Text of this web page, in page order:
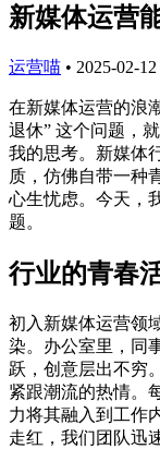
新媒体运营
运营喵 • 2025-02-
在新媒体运营的浪
退休” 这个问题，
我的思考。新媒体
质，仿佛自带一种
心生忧虑。今天，
题。
行业的青春
初入新媒体运营领
染。办公室里，同
跃，创意层出不穷
紧跟潮流的热情。
力将其融入到工作
走红，我们团队迅